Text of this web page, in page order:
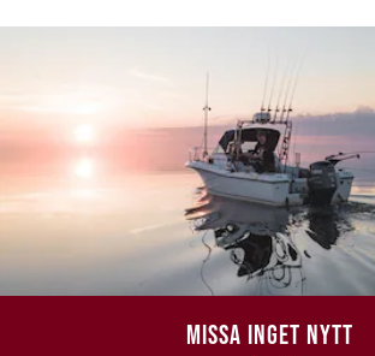
MISSA INGET NYTT